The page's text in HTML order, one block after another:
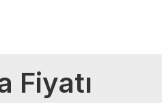
Fiyatı